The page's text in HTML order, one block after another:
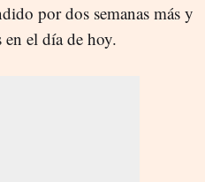
por dos semanas más y
en el día de hoy.